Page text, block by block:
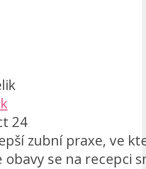
24
zubní praxe, ve
se na recepci